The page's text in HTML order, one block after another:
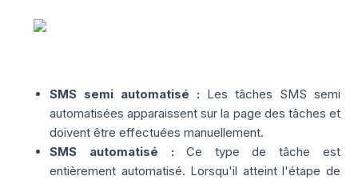
SMS semi automatisé : Les tâches SMS semi
automatisées apparaissent sur la page des tâches et
doivent être effectuées manuellement.
SMS automatisé : Ce type de tâche est
entièrement automatisé. Lorsqu'il atteint l'étape de